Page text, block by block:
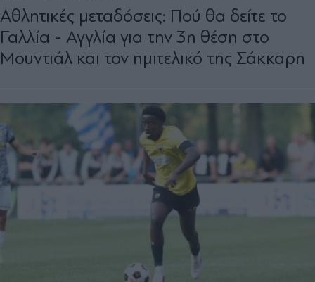
Aθλητικές μεταδόσεις: Πού θα δείτε το
Γαλλία - Αγγλία για την 3η θέση στο
Μουντιάλ και τον ημιτελικό της Σάκκαρη